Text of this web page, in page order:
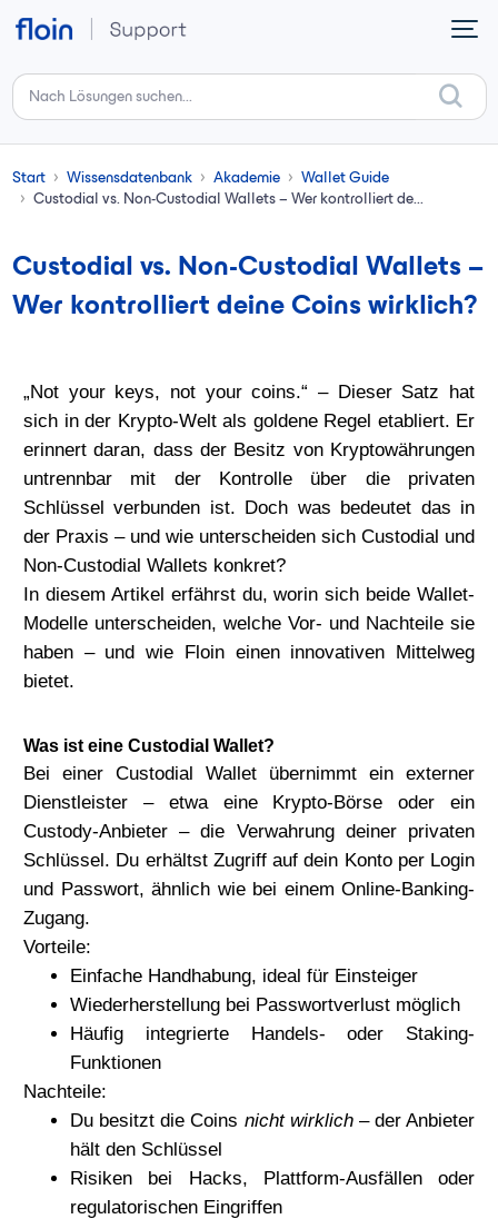
Zum hauptsächlichen Inhalt gehen
Start Wissensdatenbank Akademie
Wallet Guide
Custodial vs. Non-Custodial Wallets – Wer kontrolliert de...
Custodial vs. Non-Custodial Wallets –
Wer kontrolliert deine Coins wirklich?
„Not your keys, not your coins.“ – Dieser Satz hat
sich in der Krypto-Welt als goldene Regel etabliert. Er
erinnert daran, dass der Besitz von Kryptowährungen
untrennbar mit der Kontrolle über die privaten
Schlüssel verbunden ist. Doch was bedeutet das in
der Praxis – und wie unterscheiden sich Custodial und
Non-Custodial Wallets konkret?
In diesem Artikel erfährst du, worin sich beide Wallet-
Modelle unterscheiden, welche Vor- und Nachteile sie
haben – und wie Floin einen innovativen Mittelweg
bietet.
Was ist eine Custodial Wallet?
Bei einer Custodial Wallet übernimmt ein externer
Dienstleister – etwa eine Krypto-Börse oder ein
Custody-Anbieter – die Verwahrung deiner privaten
Schlüssel. Du erhältst Zugriff auf dein Konto per Login
und Passwort, ähnlich wie bei einem Online-Banking-
Zugang.
Vorteile:
Einfache Handhabung, ideal für Einsteiger
Wiederherstellung bei Passwortverlust möglich
Häufig integrierte Handels- oder Staking-
Funktionen
Nachteile:
Du besitzt die Coins nicht wirklich– der Anbieter
hält den Schlüssel
Risiken bei Hacks, Plattform-Ausfällen oder
regulatorischen Eingriffen